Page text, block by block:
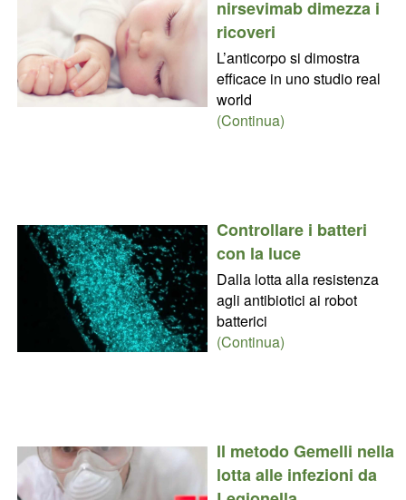
nirsevimab dimezza i
ricoveri
L’anticorpo si dimostra
efficace in uno studio real
world
(Continua)
Controllare i batteri
con la luce
Dalla lotta alla resistenza
agli antibiotici ai robot
batterici
(Continua)
Il metodo Gemelli nella
lotta alle infezioni da